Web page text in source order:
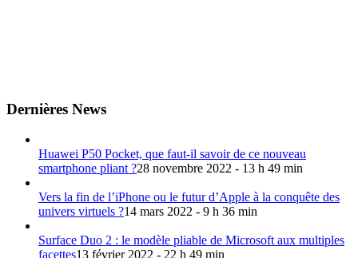
Dernières News
Huawei P50 Pocket, que faut-il savoir de ce nouveau
smartphone pliant ?28 novembre 2022 - 13 h 49 min
Vers la fin de l’iPhone ou le futur d’Apple à la conquête des
univers virtuels ?14 mars 2022 - 9 h 36 min
Surface Duo 2 : le modèle pliable de Microsoft aux multiples
facettes13 février 2022 - 22 h 49 min